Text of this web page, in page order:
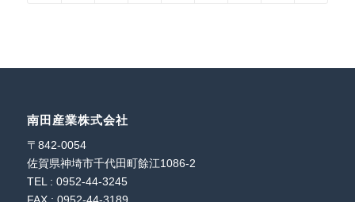
南田産業株式会社
〒842-0054
佐賀県神埼市千代田町餘江1086-2
TEL : 0952-44-3245
FAX : 0952-44-3189